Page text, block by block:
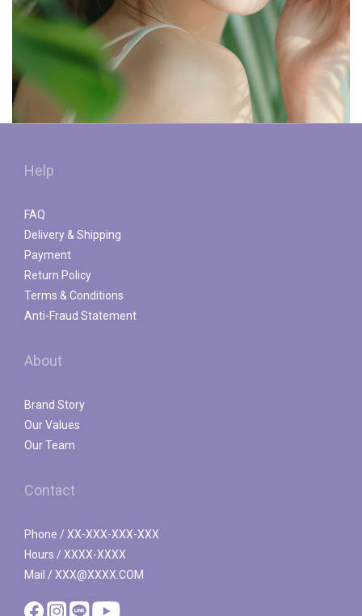
Help
FAQ
Delivery & Shipping
Payment
Return Policy
Terms & Conditions
Anti-Fraud Statement
About
Brand Story
Our Values
Our Team
Contact
Phone / XX-XXX-XXX-XXX
Hours / XXXX-XXXX
Mail / XXX@XXXX.COM